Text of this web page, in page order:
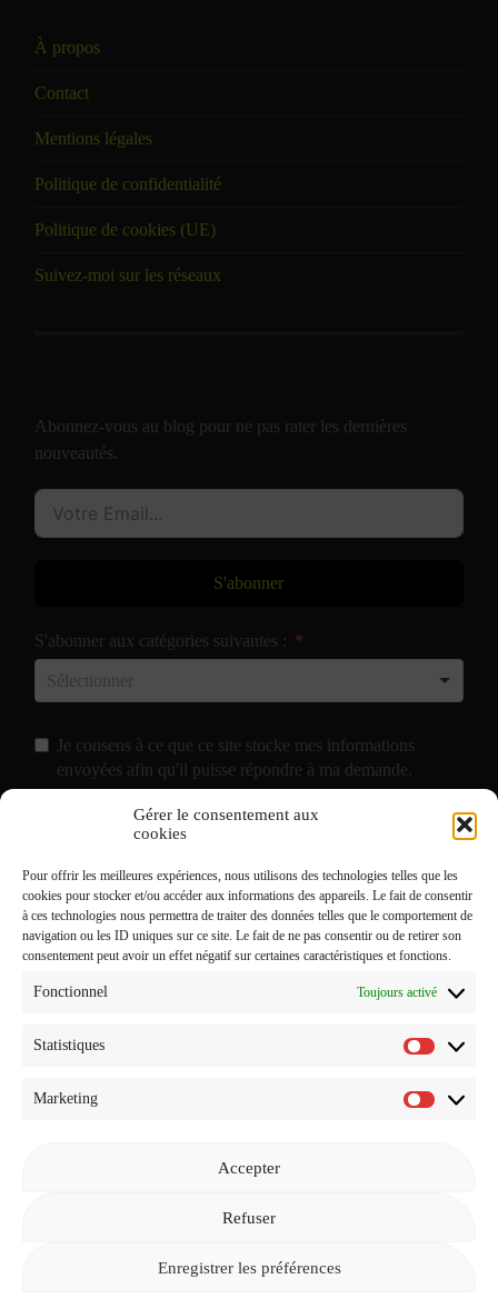
Gérer le consentement aux
cookies
Pour offrir les meilleures expériences, nous utilisons des technologies telles que les
cookies pour stocker et/ou accéder aux informations des appareils. Le fait de consentir
à ces technologies nous permettra de traiter des données telles que le comportement de
navigation ou les ID uniques sur ce site. Le fait de ne pas consentir ou de retirer son
consentement peut avoir un effet négatif sur certaines caractéristiques et fonctions.
Fonctionnel Toujours activé
Statistiques
Marketing
Accepter
Refuser
Enregistrer les préférences
À propos
Contact
Mentions légales
Politique de confidentialité
Politique de cookies (UE)
Suivez-moi sur les réseaux
Abonnez-vous au blog pour ne pas rater les dernières
nouveautés.
S'abonner
S'abonner aux catégories suivantes :
Je consens à ce que ce site stocke mes informations
envoyées afin qu'il puisse répondre à ma demande.
J'accepte de recevoir vos e-mails et confirme avoir pris
Mentions Légales.